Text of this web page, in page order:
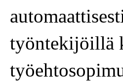
työntekijöillä